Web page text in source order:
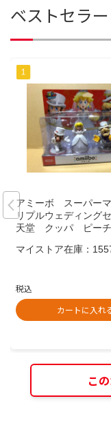
ベストセラ
アミーボ スーパー
リプルウェディング
天堂 クッパ ピー
マイストア在庫：
税込
カートに入れ
こ